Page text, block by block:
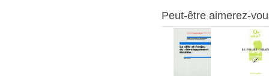
Peut-être aimerez-